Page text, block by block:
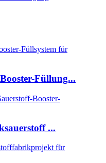
Füllung...
...